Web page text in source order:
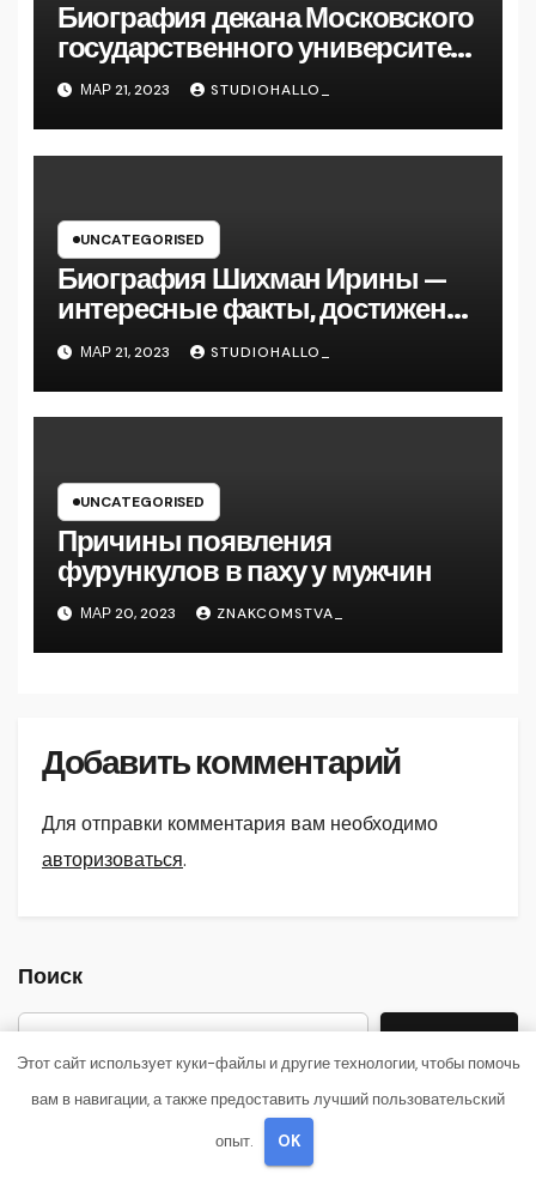
Биография декана Московского
государственного университета
Андрея Сидорова — от студента
до руководителя
МАР 21, 2023 STUDIOHALLO_
UNCATEGORISED
Биография Шихман Ирины —
интересные факты, достижения
и путь к успеху
МАР 21, 2023 STUDIOHALLO_
UNCATEGORISED
Причины появления
фурункулов в паху у мужчин
МАР 20, 2023 ZNAKCOMSTVA_
Добавить комментарий
Для отправки комментария вам необходимо
авторизоваться.
Поиск
Этот сайт использует куки-файлы и другие технологии, чтобы помочь
вам в навигации, а также предоставить лучший пользовательский
опыт. OK